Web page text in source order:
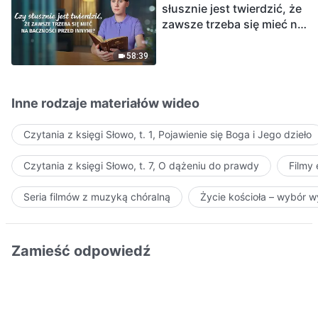
58:39
słusznie jest twierdzić, że
zawsze trzeba się mieć na
Inne rodzaje materiałów wideo
Czytania z księgi Słowo, t. 1, Pojawienie się Boga i Jego dzieło
Czytania z księgi Słowo, t. 7, O dążeniu do prawdy Filmy
Seria filmów z muzyką chóralną Życie kościoła – wybór
Zamieść odpowiedź